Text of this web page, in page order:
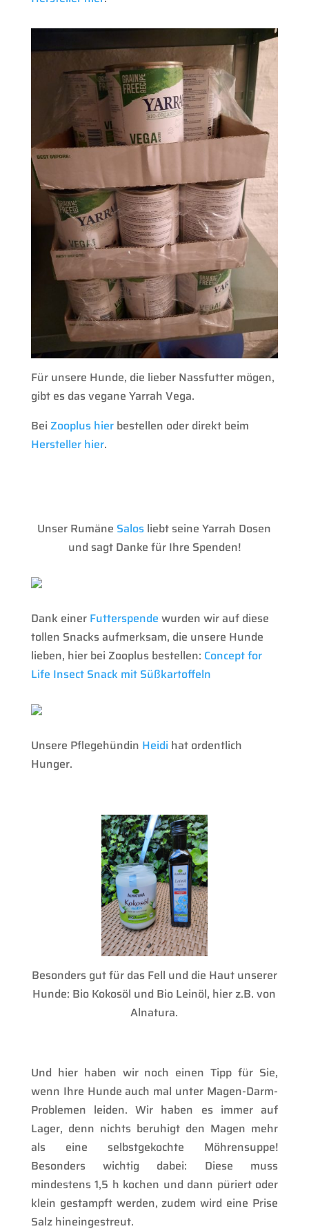
Für unsere Hunde, die lieber Nassfutter mögen,
gibt es das vegane Yarrah Vega.
Bei Zooplus hierbestellen oder direkt beim
Hersteller hier.
Unser Rumäne Salos liebt seine Yarrah Dosen
und sagt Danke für Ihre Spenden!
Dank einer Futterspende wurden wir auf diese
tollen Snacks aufmerksam, die unsere Hunde
lieben, hier bei Zooplus bestellen: Concept for
Life Insect Snack mit Süßkartoffeln
Unsere Pflegehündin Heidi hat ordentlich
Hunger.
Besonders gut für das Fell und die Haut unserer
Hunde: Bio Kokosöl und Bio Leinöl, hier z.B. von
Alnatura.
Und hier haben wir noch einen Tipp für Sie,
wenn Ihre Hunde auch mal unter Magen-Darm-
Problemen leiden. Wir haben es immer auf
Lager, denn nichts beruhigt den Magen mehr
als eine selbstgekochte Möhrensuppe!
Besonders wichtig dabei: Diese muss
mindestens 1,5 h kochen und dann püriert oder
klein gestampft werden, zudem wird eine Prise
Salz hineingestreut.